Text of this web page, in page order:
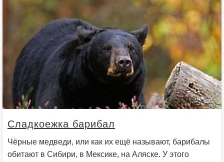
Сладкоежка барибал
Чёрные медведи, или как их ещё называют, барибалы
обитают в Сибири, в Мексике, на Аляске. У этого